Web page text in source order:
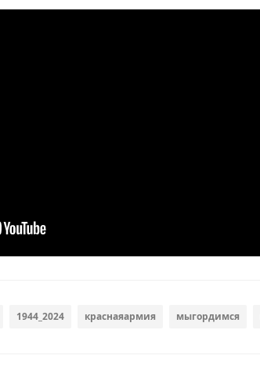
1944_2024 краснаяармия мыгордимся